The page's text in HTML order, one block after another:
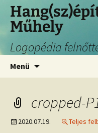
Műhely
Logopédia
Menü
cropped-
2020.07.19. Teljes